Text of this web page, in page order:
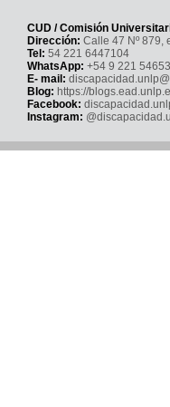
CUD / Comisión
Dirección: Calle 47 Nº 879,
Tel: 54 221 6447104
WhatsApp: +54 9 221
E- mail:
Blog: https://
Facebook:
Instagram: